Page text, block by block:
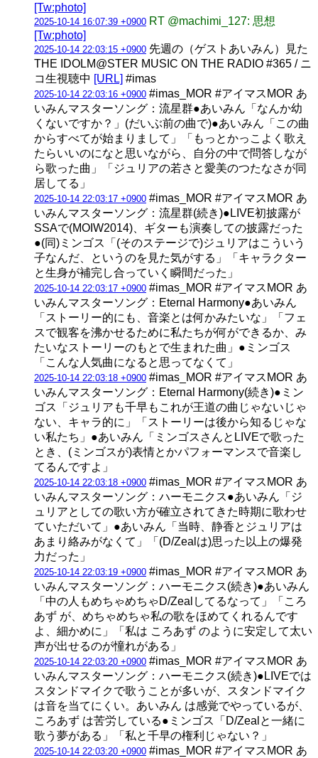
[Tw:photo]
2025-10-14 16:07:39 +0900 RT @machimi_127: 思想
[Tw:photo]
2025-10-14 22:03:15 +0900 先週の（ゲストあいみん）見た
THE IDOLM@STER MUSIC ON THE RADIO #365 / ニ
コ生視聴中 [URL] #imas
2025-10-14 22:03:16 +0900 #imas_MOR #アイマスMOR あ
いみんマスターソング：流星群●あいみん「なんか幼
くないですか？」(だいぶ前の曲で)●あいみん「この曲
からすべてが始まりまして」「もっとかっこよく歌え
たらいいのになと思いながら、自分の中で問答しなが
ら歌った曲」「ジュリアの若さと愛美のつたなさが同
居してる」
2025-10-14 22:03:17 +0900 #imas_MOR #アイマスMOR あ
いみんマスターソング：流星群(続き)●LIVE初披露が
SSAで(MOIW2014)、ギターも演奏しての披露だった
●(同)ミンゴス「(そのステージで)ジュリアはこういう
子なんだ、というのを見た気がする」「キャラクター
と生身が補完し合っていく瞬間だった」
2025-10-14 22:03:17 +0900 #imas_MOR #アイマスMOR あ
いみんマスターソング：Eternal Harmony●あいみん
「ストーリー的にも、音楽とは何かみたいな」「フェ
スで観客を沸かせるために私たちが何ができるか、み
たいなストーリーのもとで生まれた曲」●ミンゴス
「こんな人気曲になると思ってなくて」
2025-10-14 22:03:18 +0900 #imas_MOR #アイマスMOR あ
いみんマスターソング：Eternal Harmony(続き)●ミン
ゴス「ジュリアも千早もこれが王道の曲じゃないじゃ
ない、キャラ的に」「ストーリーは後から知るじゃな
い私たち」●あいみん「ミンゴスさんとLIVEで歌った
とき、(ミンゴスが)表情とかパフォーマンスで音楽し
てるんですよ」
2025-10-14 22:03:18 +0900 #imas_MOR #アイマスMOR あ
いみんマスターソング：ハーモニクス●あいみん「ジ
ュリアとしての歌い方が確立されてきた時期に歌わせ
ていただいて」●あいみん「当時、静香とジュリアは
あまり絡みがなくて」「(D/Zealは)思った以上の爆発
力だった」
2025-10-14 22:03:19 +0900 #imas_MOR #アイマスMOR あ
いみんマスターソング：ハーモニクス(続き)●あいみん
「中の人もめちゃめちゃD/Zealしてるなって」「ころ
あず が、めちゃめちゃ私の歌をほめてくれるんです
よ、細かめに」「私は ころあず のように安定して太い
声が出せるのが憧れがある」
2025-10-14 22:03:20 +0900 #imas_MOR #アイマスMOR あ
いみんマスターソング：ハーモニクス(続き)●LIVEでは
スタンドマイクで歌うことが多いが、スタンドマイク
は音を当てにくい。あいみん は感覚でやっているが、
ころあず は苦労している●ミンゴス「D/Zealと一緒に
歌う夢がある」「私と千早の権利じゃない？」
2025-10-14 22:03:20 +0900 #imas_MOR #アイマスMOR あ